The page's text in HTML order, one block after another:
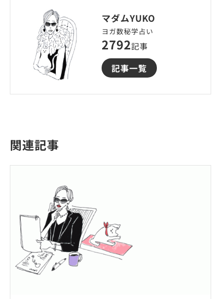
マダムYUKO
ヨガ数秘学占い
2792記事
記事一覧
関連記事